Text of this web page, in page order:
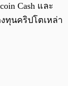
Cash และ
ทุนคริปโตเหล่า